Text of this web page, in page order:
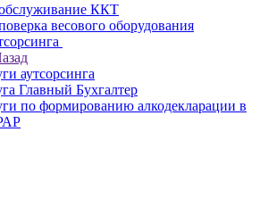
ККТ
весового оборудования
аутсорсинга
Главный Бухгалтер
по формированию алкодекларации в